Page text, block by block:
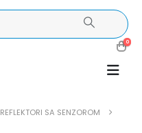
0
REFLEKTORI SA SENZOROM